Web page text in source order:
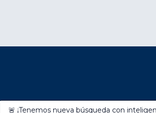
tu experiencia de compra.
🚨 ¡Tenemos nueva búsqueda con